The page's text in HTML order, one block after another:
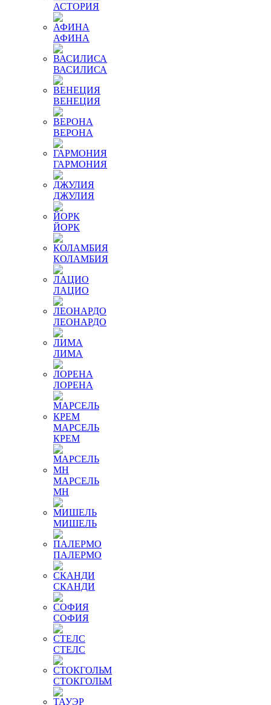
АСТОРИЯ
АФИНА
ВАСИЛИСА
ВЕНЕЦИЯ
ВЕРОНА
ГАРМОНИЯ
ДЖУЛИЯ
ЙОРК
КОЛАМБИЯ
ЛАЦИО
ЛЕОНАРДО
ЛИМА
ЛОРЕНА
МАРСЕЛЬ
КРЕМ
МАРСЕЛЬ
МН
МИШЕЛЬ
ПАЛЕРМО
СКАНДИ
СОФИЯ
СТЕЛС
СТОКГОЛЬМ